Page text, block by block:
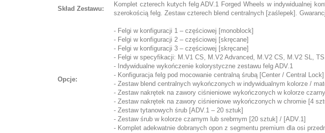
Skład Zestawu:
Komplet czterech kutych felg ADV.1 Forged Wheels w indywidualnej
szerokością felg. Zestaw czterech blend centralnych [zaślepek].
Opcje:
- Felgi w konfiguracji 1 – częściowej [monoblock]
- Felgi w konfiguracji 2 – częściowej [skręcane]
- Felgi w konfiguracji 3 – częściowej [skręcane]
- Felgi w specyfikacji: M.V1 CS, M.V2 Advanced, M.V2 CS, M.V2 SL,
- Indywidualne wykończenie kolorystyczne zestawu felg ADV.1
- Konfiguracja felg pod mocowanie centralną śrubą [Center / Central Lock]
- Zestaw blend centralnych wykończonych w indywidualnym kolorze /
- Zestaw nakrętek na zawory ciśnieniowe wykończonych w kolorze
- Zestaw nakrętek na zawory ciśnieniowe wykończonych w chromie [4
- Zestaw tytanowych śrub [ADV.1 – 20 sztuk]
- Zestaw śrub w kolorze czarnym lub srebrnym [20 sztuk] / [ADV.1]
- Komplet adekwatnie dobranych opon z segmentu premium dla osi